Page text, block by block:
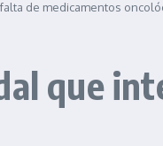
de medicamentos
que